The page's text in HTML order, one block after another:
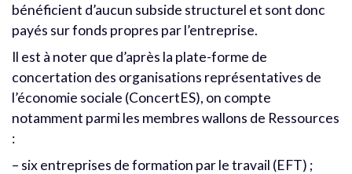
bénéficient d’aucun subside structurel et sont donc
payés sur fonds propres par l’entreprise.
Il est à noter que d’après la plate-forme de
concertation des organisations représentatives de
l’économie sociale (ConcertES), on compte
notamment parmi les membres wallons de Ressources
:
– six entreprises de formation par le travail (EFT) ;